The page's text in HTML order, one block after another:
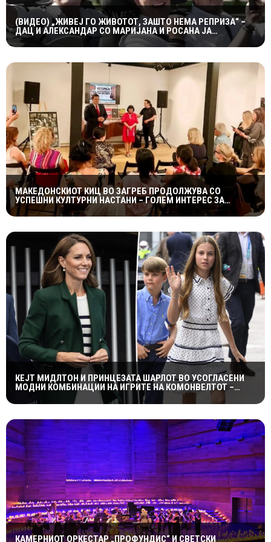
(ВИДЕО) „ЖИВЕЈ ГО ЖИВОТОТ, ЗАШТО НЕМА РЕПРИЗА“ –
ДАЦ И АЛЕКСАНДАР СО МАРИЈАНА И РОСАНА ЈА
ПРЕТСТАВИЈА „ЗАСЕКОГАШ МЛАДИ“
МАКЕДОНСКИОТ КИЦ ВО ЗАГРЕБ ПРОДОЛЖУВА СО
УСПЕШНИ КУЛТУРНИ НАСТАНИ – ГОЛЕМ ИНТЕРЕС ЗА
„ИСТОРИЈА НА МАКЕДОНСКАТА РОК МУЗИКА“
КЕЈТ МИДЛТОН И ПРИНЦЕЗАТА ШАРЛОТ ВО УСОГЛАСЕНИ
МОДНИ КОМБИНАЦИИ НА ИГРИТЕ НА КОМОНВЕЛТОТ –
КРАЛСКОТО СЕМЕЈСТВО ГО ПРИВЛЕЧЕ ЦЕЛОТО ВНИМАНИЕ
КАМЕРНИОТ ОРКЕСТАР „ПРОФУНДИС“ И СВЕТСКИ